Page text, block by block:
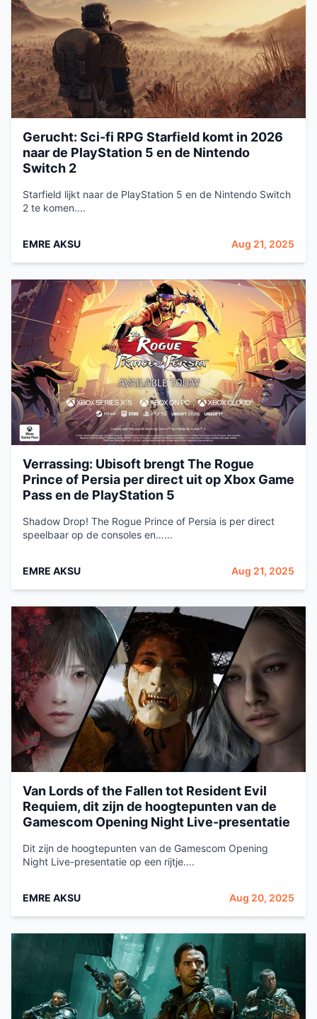
Gerucht: Sci-fi RPG Starfield komt in 2026
naar de PlayStation 5 en de Nintendo
Switch 2
Starfield lijkt naar de PlayStation 5 en de Nintendo Switch
2 te komen....
EMRE AKSU Aug 21, 2025
Verrassing: Ubisoft brengt The Rogue
Prince of Persia per direct uit op Xbox Game
Pass en de PlayStation 5
Shadow Drop! The Rogue Prince of Persia is per direct
speelbaar op de consoles en…...
EMRE AKSU Aug 21, 2025
Van Lords of the Fallen tot Resident Evil
Requiem, dit zijn de hoogtepunten van de
Gamescom Opening Night Live-presentatie
Dit zijn de hoogtepunten van de Gamescom Opening
Night Live-presentatie op een rijtje....
EMRE AKSU Aug 20, 2025